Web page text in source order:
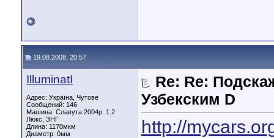
19.08.2008, 20:57
IlluminatI
Адрес: Україна, Чутове
Сообщений: 146
Машина: Славута 2004р. 1.2
Люкс, ЗНГ
Длина: 1170мкм
Диаметр: 0мм
Re: Re:
Узбекским D
http://